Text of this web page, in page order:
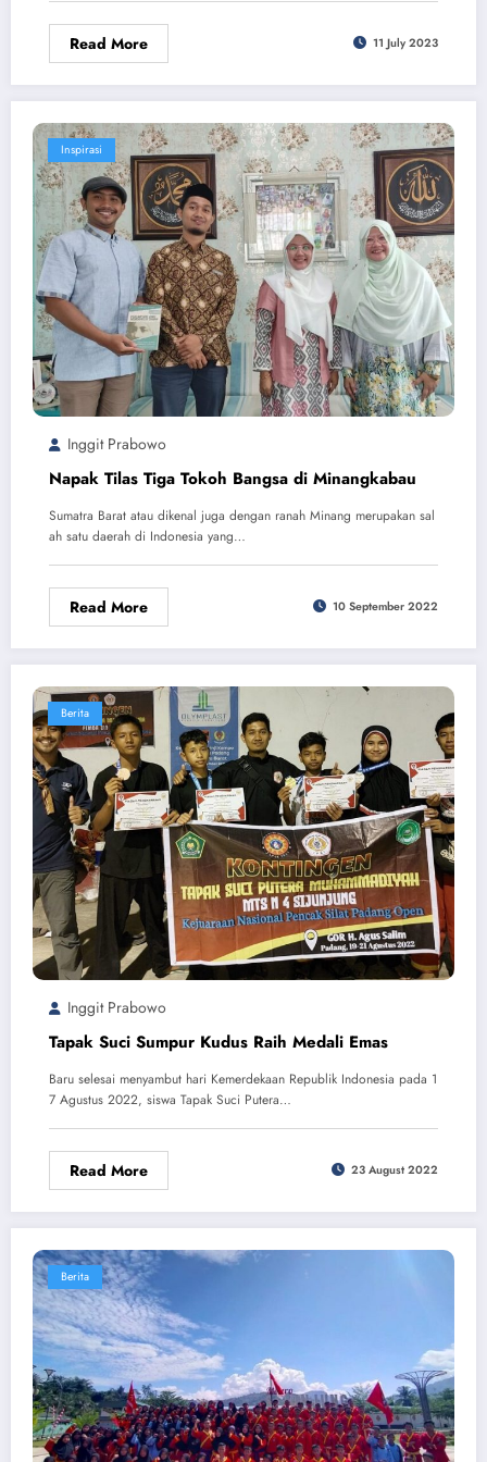
Read More 11 July 2023
Inspirasi
Inggit Prabowo
Napak Tilas Tiga Tokoh Bangsa di Minangkabau
Sumatra Barat atau dikenal juga dengan ranah Minang merupakan sal
ah satu daerah di Indonesia yang…
Read More 10 September 2022
Berita
Inggit Prabowo
Tapak Suci Sumpur Kudus Raih Medali Emas
Baru selesai menyambut hari Kemerdekaan Republik Indonesia pada 1
7 Agustus 2022, siswa Tapak Suci Putera…
Read More 23 August 2022
Berita